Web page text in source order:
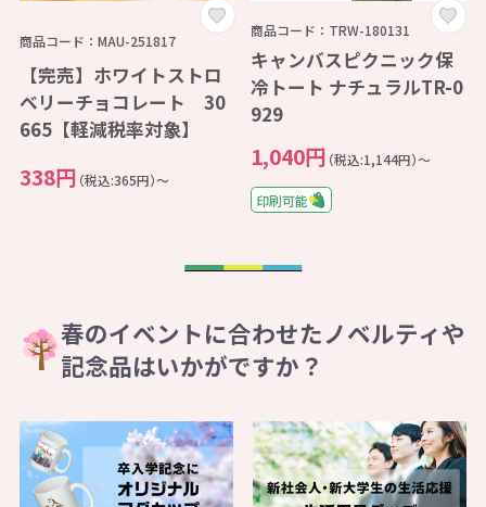
商品コード：MAU-251817
【完売】ホワイトストロ
ベリーチョコレート 30
665【軽減税率対象】
338円 （税込:365円）～
商品コード：TRW-180131
キャンバスピクニック保
冷トート ナチュラルTR-0
929
1,040円 （税込:1,144円）～
印刷可能
春のイベントに合わせたノベルティや
記念品はいかがですか？